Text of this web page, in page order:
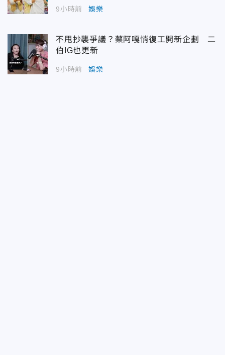
9小時前 娛樂
不甩抄襲爭議？蔡阿嘎悄復工開新企劃 二
伯IG也更新
9小時前 娛樂